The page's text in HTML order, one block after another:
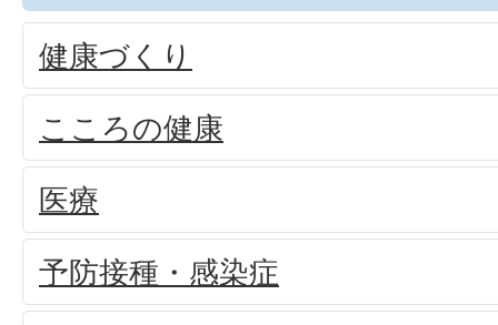
健康づくり
こころの健康
医療
予防接種・感染症